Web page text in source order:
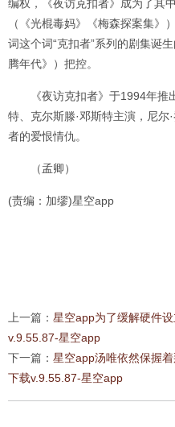
编权，《夜访克扣者》成为了其
（《光棍毒妈》《梅森探案集》
词这个词“克扣者”系列的剧集诞
腾年代》）把控。
《夜访克扣者》于1994年推出
特、克尔斯滕·邓斯特主演，尼尔
者的爱恨情仇。
（孟卿）
(责编：加缪)星空app
上一篇： 星空app为了缓解硬件
v.9.55.87-星空app
下一篇： 星空app汤唯依然保握
下载v.9.55.87-星空app